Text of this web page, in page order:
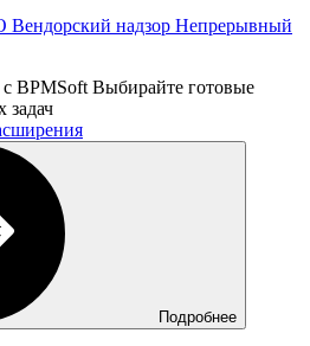
Вендорский надзор Непрерывный
BPMSoft Выбирайте готовые
задач
Подробнее